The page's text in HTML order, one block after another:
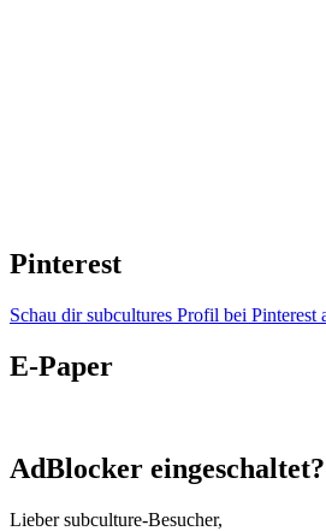
Pinterest
Schau dir subcultures Profil bei Pinterest
E-Paper
AdBlocker eingeschaltet?
Lieber subculture-Besucher,